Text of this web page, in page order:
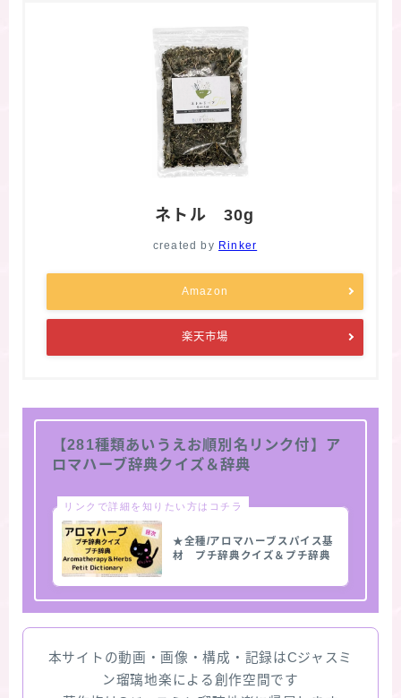
ネトル 30g
created by Rinker
Amazon
楽天市場
【281種類あいうえお順別名リンク付】ア
ロマハーブ辞典クイズ＆辞典
リンクで詳細を知りたい方はコチラ
★全種/アロマハーブスパイス基
材 プチ辞典クイズ＆プチ辞典
本サイトの動画・画像・構成・記録はCジャスミ
ン瑠璃地楽による創作空間です